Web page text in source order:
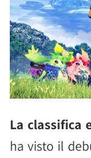
La classifica
ha visto il